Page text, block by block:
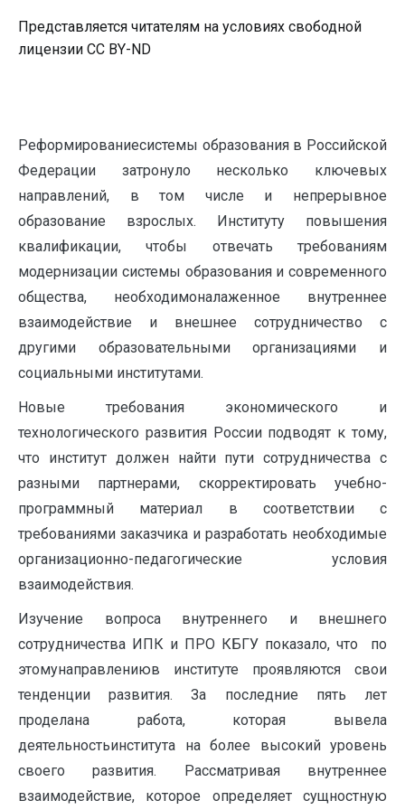
Представляется читателям на условиях свободной
лицензии CC BY-ND
Реформированиесистемы образования в Российской
Федерации затронуло несколько ключевых
направлений, в том числе и непрерывное
образование взрослых. Институту повышения
квалификации, чтобы отвечать требованиям
модернизации системы образования и современного
общества, необходимоналаженное внутреннее
взаимодействие и внешнее сотрудничество с
другими образовательными организациями и
социальными институтами.
Новые требования экономического и
технологического развития России подводят к тому,
что институт должен найти пути сотрудничества с
разными партнерами, скорректировать учебно-
программный материал в соответствии с
требованиями заказчика и разработать необходимые
организационно-педагогические условия
взаимодействия.
Изучение вопроса внутреннего и внешнего
сотрудничества ИПК и ПРО КБГУ показало, что по
этомунаправлениюв институте проявляются свои
тенденции развития. За последние пять лет
проделана работа, которая вывела
деятельностьинститута на более высокий уровень
своего развития. Рассматривая внутреннее
взаимодействие, которое определяет сущностную